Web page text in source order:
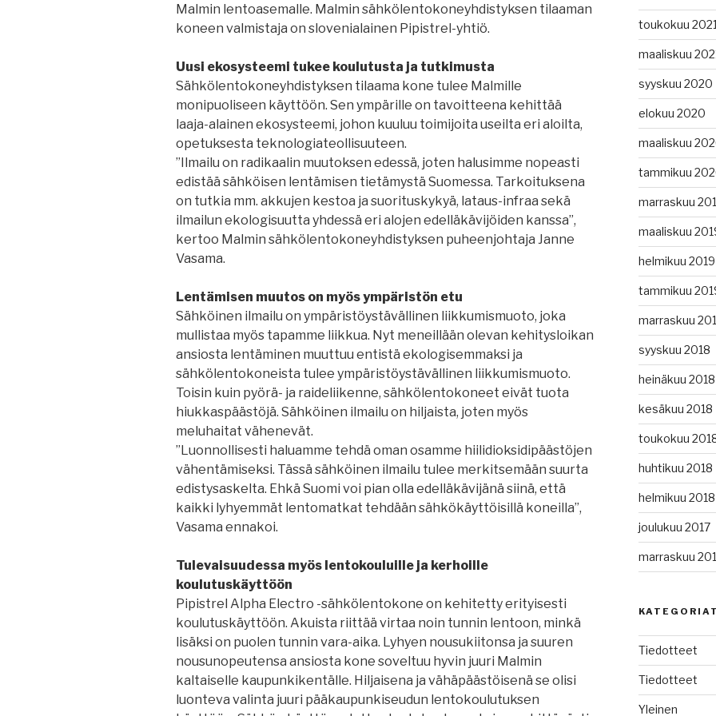
Malmin lentoasemalle. Malmin sähkölentokoneyhdistyksen tilaaman
koneen valmistaja on slovenialainen Pipistrel-yhtiö.
Uusi ekosysteemi tukee koulutusta ja tutkimusta
Sähkölentokoneyhdistyksen tilaama kone tulee Malmille
monipuoliseen käyttöön. Sen ympärille on tavoitteena kehittää
laaja-alainen ekosysteemi, johon kuuluu toimijoita useilta eri aloilta,
opetuksesta teknologiateollisuuteen.
”Ilmailu on radikaalin muutoksen edessä, joten halusimme nopeasti
edistää sähköisen lentämisen tietämystä Suomessa. Tarkoituksena
on tutkia mm. akkujen kestoa ja suorituskykyä, lataus-infraa sekä
ilmailun ekologisuutta yhdessä eri alojen edelläkävijöiden kanssa”,
kertoo Malmin sähkölentokoneyhdistyksen puheenjohtaja Janne
Vasama.
Lentämisen muutos on myös ympäristön etu
Sähköinen ilmailu on ympäristöystävällinen liikkumismuoto, joka
mullistaa myös tapamme liikkua. Nyt meneillään olevan kehitysloikan
ansiosta lentäminen muuttuu entistä ekologisemmaksi ja
sähkölentokoneista tulee ympäristöystävällinen liikkumismuoto.
Toisin kuin pyörä- ja raideliikenne, sähkölentokoneet eivät tuota
hiukkaspäästöjä. Sähköinen ilmailu on hiljaista, joten myös
meluhaitat vähenevät.
”Luonnollisesti haluamme tehdä oman osamme hiilidioksidipäästöjen
vähentämiseksi. Tässä sähköinen ilmailu tulee merkitsemään suurta
edistysaskelta. Ehkä Suomi voi pian olla edelläkävijänä siinä, että
kaikki lyhyemmät lentomatkat tehdään sähkökäyttöisillä koneilla”,
Vasama ennakoi.
Tulevaisuudessa myös lentokouluille ja kerhoille
koulutuskäyttöön
Pipistrel Alpha Electro -sähkölentokone on kehitetty erityisesti
koulutuskäyttöön. Akuista riittää virtaa noin tunnin lentoon, minkä
lisäksi on puolen tunnin vara-aika. Lyhyen nousukiitonsa ja suuren
nousunopeutensa ansiosta kone soveltuu hyvin juuri Malmin
kaltaiselle kaupunkikentälle. Hiljaisena ja vähäpäästöisenä se olisi
luonteva valinta juuri pääkaupunkiseudun lentokoulutuksen
toukokuu 2021
maaliskuu
syyskuu 2020
elokuu 2020
maaliskuu
tammikuu
marraskuu
maaliskuu
helmikuu 2019
tammikuu
marraskuu
syyskuu 2018
heinäkuu 2018
kesäkuu 2018
toukokuu
huhtikuu 2018
helmikuu 2018
joulukuu 2017
marraskuu
KATEGORIAT
Tiedotteet
Tiedotteet
Yleinen